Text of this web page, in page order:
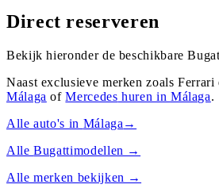
Direct reserveren
Bekijk hieronder de beschikbare
Naast exclusieve merken zoals
Málaga ofMercedes huren in Málaga.
Alle auto's in Málaga →
AlleBugattimodellen →
Alle merken bekijken →